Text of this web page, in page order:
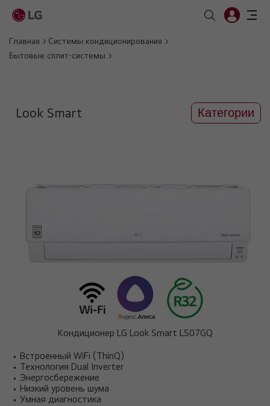
Главная
Системы кондиционирования
Бытовые сплит-системы
Look Smart Категории
Кондиционер LG Look Smart LS07GQ
Встроенный WiFi (ThinQ)
Технология Dual Inverter
Энергосбережение
Низкий уровень шума
Умная диагностика